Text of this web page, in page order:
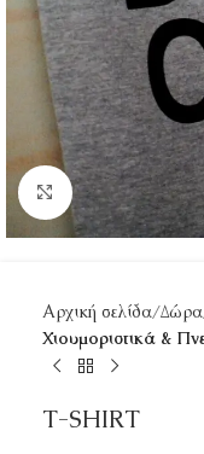
Κάντε κλικ για
Αρχική σελίδα Δώρα
Χιουμοριστικά &
T-SHIRT